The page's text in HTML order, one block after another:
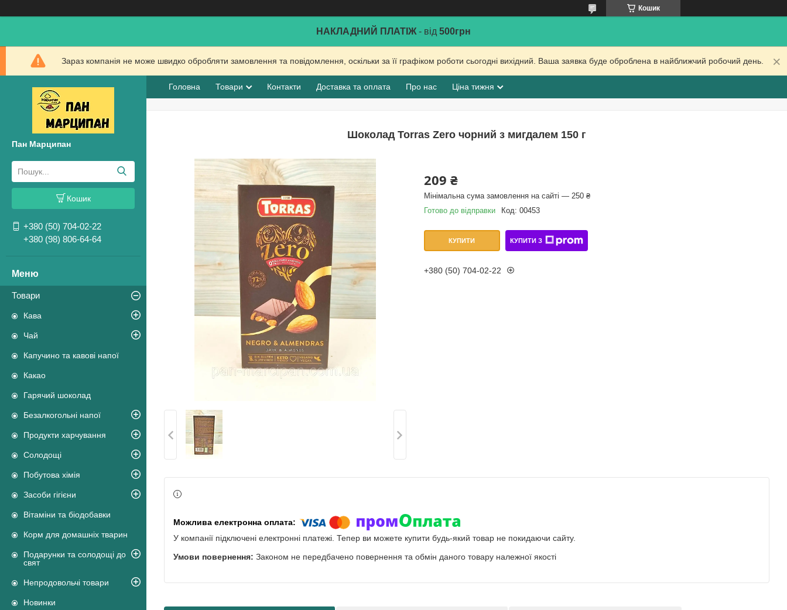
Кошик
НАКЛАДНИЙ ПЛАТІЖ - від 500грн
Зараз компанія не може швидко обробляти замовлення та повідомлення, оскільки за її графіком роботи сьогодні вихідний. Ваша заявка буде оброблена в найближчий робочий день.
Пан Марципан
Кошик
+380 (50) 704-02-22
+380 (98) 806-64-64
Товари
Кава
Чай
Капучино та кавові напої
Какао
Гарячий шоколад
Безалкогольні напої
Продукти харчування
Солодощі
Побутова хімія
Засоби гігієни
Вітаміни та біодобавки
Корм для домашніх тварин
Подарунки та солодощі до
свят
Непродовольчі товари
Новинки
Головна Товари Контакти Доставка та оплата Про нас Ціна тижня
Шоколад Torras Zero чорний з мигдалем 150 г
209 ₴
Мінімальна сума замовлення на сайті — 250 ₴
Готово до відправки
Код: 00453
КУПИТИ КУПИТИ З
+380 (50) 704-02-22
У компанії підключені електронні платежі. Тепер ви можете купити будь-який товар не покидаючи сайту.
Законом не передбачено повернення та обмін даного товару належної якості